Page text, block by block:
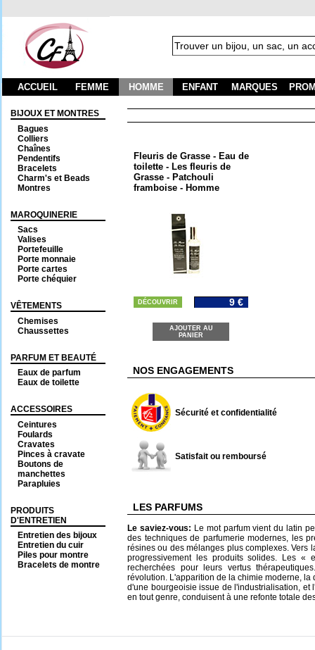
ACCUEIL FEMME HOMME ENFANT MARQUES
BIJOUX ET MONTRES
Bagues
Colliers
Chaînes
Pendentifs
Bracelets
Charm's et Beads
Montres
MAROQUINERIE
Sacs
Valises
Portefeuille
Porte monnaie
Porte cartes
Porte chéquier
VÊTEMENTS
Chemises
Chaussettes
PARFUM ET BEAUTÉ
Eaux de parfum
Eaux de toilette
ACCESSOIRES
Ceintures
Foulards
Cravates
Pinces à cravate
Boutons de
manchettes
Parapluies
PRODUITS
D'ENTRETIEN
Entretien des bijoux
Entretien du cuir
Piles pour montre
Bracelets de montre
Fleuris de Grasse - Eau de
toilette - Les fleuris de
Grasse - Patchouli
framboise - Homme
DÉCOUVRIR 9 €
AJOUTER AU
PANIER
NOS ENGAGEMENTS
Sécurité et confidentialité
Satisfait ou remboursé
LES PARFUMS
Le saviez-vous: Le mot parfum vient du latin
des techniques de parfumerie modernes, les
résines ou des mélanges plus complexes. Vers
progressivement les produits solides. Les «
recherchées pour leurs vertus
révolution. L'apparition de la chimie moderne,
d'une bourgeoisie issue de l'industrialisation,
en tout genre, conduisent à une refonte totale